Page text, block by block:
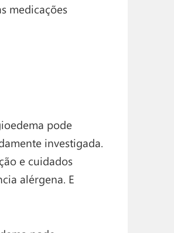
medicações
pode
investigada.
e cuidados
alérgena. E